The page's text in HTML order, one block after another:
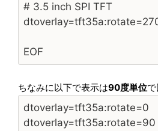
# 3.5 inch SPI TFT
EOF
ちなみに以下で表示は90度単位で
dtoverlay=tft35a:rotate=0
dtoverlay=tft35a:rotate=90